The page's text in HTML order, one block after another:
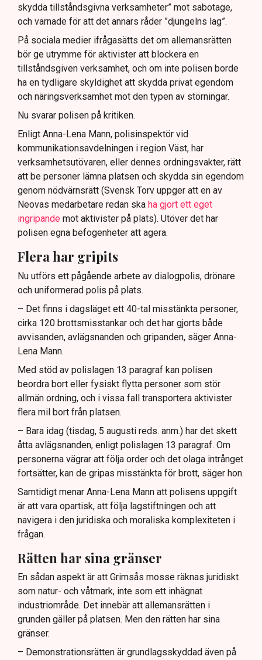
skydda tillståndsgivna verksamheter” mot sabotage,
och varnade för att det annars råder ”djungelns lag”.
På sociala medier ifrågasätts det om allemansrätten
bör ge utrymme för aktivister att blockera en
tillståndsgiven verksamhet, och om inte polisen borde
ha en tydligare skyldighet att skydda privat egendom
och näringsverksamhet mot den typen av störningar.
Nu svarar polisen på kritiken.
Enligt Anna-Lena Mann, polisinspektör vid
kommunikationsavdelningen i region Väst, har
verksamhetsutövaren, eller dennes ordningsvakter, rätt
att be personer lämna platsen och skydda sin egendom
genom nödvärnsrätt (Svensk Torv uppger att en av
Neovas medarbetare redan ska ha gjort ett eget
ingripande mot aktivister på plats). Utöver det har
polisen egna befogenheter att agera.
Flera har gripits
Nu utförs ett pågående arbete av dialogpolis, drönare
och uniformerad polis på plats.
– Det finns i dagsläget ett 40-tal misstänkta personer,
cirka 120 brottsmisstankar och det har gjorts både
avvisanden, avlägsnanden och gripanden, säger Anna-
Lena Mann.
Med stöd av polislagen 13 paragraf kan polisen
beordra bort eller fysiskt flytta personer som stör
allmän ordning, och i vissa fall transportera aktivister
flera mil bort från platsen.
– Bara idag (tisdag, 5 augusti reds. anm.) har det skett
åtta avlägsnanden, enligt polislagen 13 paragraf. Om
personerna vägrar att följa order och det olaga intrånget
fortsätter, kan de gripas misstänkta för brott, säger hon.
Samtidigt menar Anna-Lena Mann att polisens uppgift
är att vara opartisk, att följa lagstiftningen och att
navigera i den juridiska och moraliska komplexiteten i
frågan.
Rätten har sina gränser
En sådan aspekt är att Grimsås mosse räknas juridiskt
som natur- och våtmark, inte som ett inhägnat
industriområde. Det innebär att allemansrätten i
grunden gäller på platsen. Men den rätten har sina
gränser.
– Demonstrationsrätten är grundlagsskyddad även på